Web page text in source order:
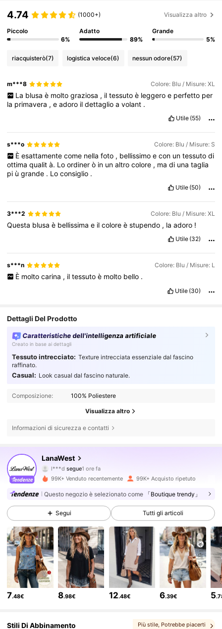
4.74 (1000+) Visualizza altro
Piccolo
6%
Adatto
89%
Grande
5%
riacquisterò(7) logistica veloce(6) nessun odore(57)
m***8 Colore: Blu / Misure: XL
La blusa è molto graziosa , il tessuto è leggero e perfetto per
la primavera ,eadoro ildettaglioavolant .
Utile (55)
s***o Colore: Blu / Misure: S
È esattamente come nella foto , bellissimo e con un tessuto di
ottimaqualità. Loordinerò in unaltrocolore , madi unataglia
pi ùgrande . Loconsiglio .
Utile (50)
3***2 Colore: Blu / Misure: XL
Questa blusaè bellissimae ilcoloreèstupendo , laadoro !
Utile (32)
s***n Colore: Blu / Misure: L
È molto carina , il tessuto è molto bello .
Utile (30)
Dettagli Del Prodotto
Caratteristiche dell'intelligenza artificiale
Creato in base ai dettagli
Tessuto intrecciato: Texture intrecciata essenziale dal fascino
raffinato.
Casual: Look casual dal fascino naturale.
Composizione: 100% Poliestere
Visualizza altro
Informazioni di sicurezza e contatti
LanaWest
l***dsegue
v***9 sta navigando
4.77
133K Follower
4.77 133K Follower
4.77 133K Follower
4.77 133K Follower
99K+ Venduto recentemente 99K+ Acquisto ripetuto
Questo negozio è selezionato come 「Boutique trendy」
Segui Tutti gli articoli
7.48€ 8.98€ 12.48€ 6.39€ 5
Stili Di Abbinamento Più stile, Potrebbe piacerti